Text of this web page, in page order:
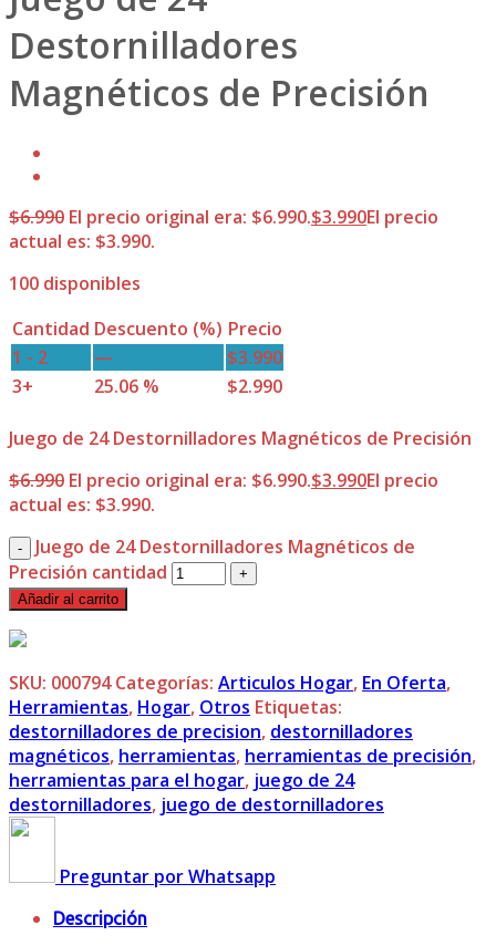
Destornilladores
Magnéticos de Precisión
$6.990 El precio original era: $6.990.$3.990El precio
actual es: $3.990.
100 disponibles
Cantidad Descuento (%) Precio
1 - 2
— $3.990
3+
25.06 % $2.990
Juego de 24 Destornilladores Magnéticos de Precisión
$6.990 El precio original era: $6.990.$3.990El precio
actual es: $3.990.
Juego de 24 Destornilladores Magnéticos de
Precisión cantidad
Añadir al carrito
SKU: 000794 Categorías: Articulos Hogar, En Oferta,
Herramientas, Hogar, Otros Etiquetas:
destornilladores de precision, destornilladores
magnéticos, herramientas, herramientas de precisión,
herramientas para el hogar, juego de 24
destornilladores, juego de destornilladores
Preguntar por Whatsapp
Descripción